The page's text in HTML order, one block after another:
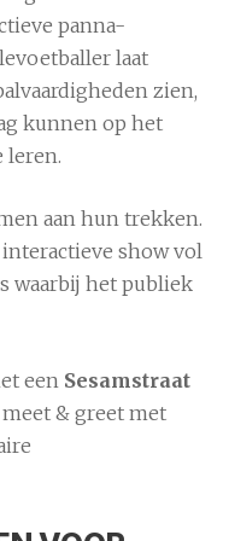
panna-
laat
zien,
kunnen op het
leren.
aan hun trekken.
show vol
waarbij het publiek
een Sesamstraat
& greet met